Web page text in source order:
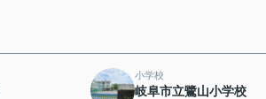
小学校
岐阜市立鷺山小学校